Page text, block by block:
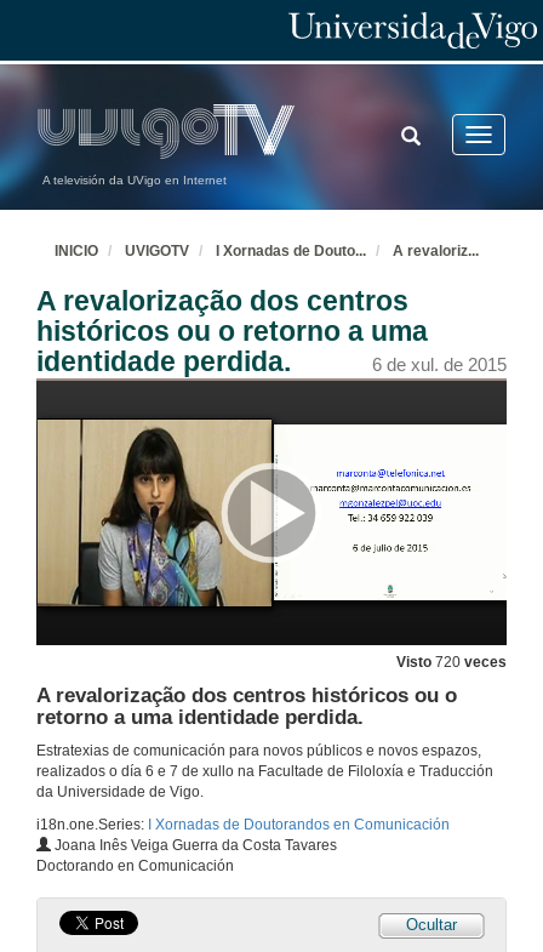
A televisión da UVigo en Internet
Toggle
TOGGLE
SEARCH
INICIO UVIGOTV I Xornadas de Douto... A revaloriz...
A revalorização dos centros
históricos ou o retorno a uma
identidade perdida.
6 de xul. de 2015
Visto 720 veces
A revalorização dos centros históricos ou o
retorno a uma identidade perdida.
Estratexias de comunicación para novos públicos e novos espazos,
realizados o día 6 e 7 de xullo na Facultade de Filoloxía e Traducción
da Universidade de Vigo.
i18n.one.Series:
I Xornadas de Doutorandos en Comunicación
Joana Inês Veiga Guerra da Costa Tavares
Doctorando en Comunicación
Ocultar
Apertura das xornadas
6 de xul. de 2015
6 de xul. de 2015
6 de xul. de 2015
Bioética e estado de opinión en prensa escrita. Análise de artigos.